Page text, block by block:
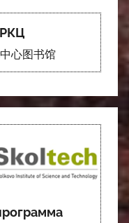
心图书馆